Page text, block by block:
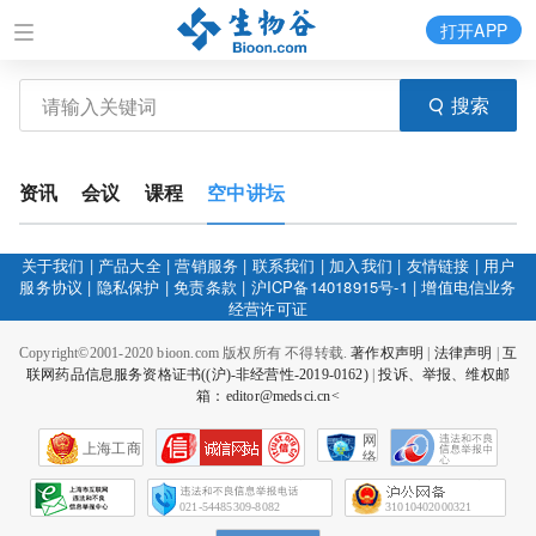
搜索
打开APP
资讯 会议 课程 空中讲坛
关于我们 | 产品大全|营销服务 | 联系我们 | 加入我们 | 友情链接 | 用户
服务协议 | 隐私保护 |免责条款 | 沪ICP备14018915号-1 |增值电信业务
经营许可证
Copyright©2001-2020 bioon.com 版权所有 不得转载.著作权声明 法律声明
互
联网药品信息服务资格证书((沪)-非经营性-2019-0162)|投诉、举报、维权邮
箱：editor@medsci.cn<
上海工商
网
络
会
征
021-54485309-8082 31010402000321